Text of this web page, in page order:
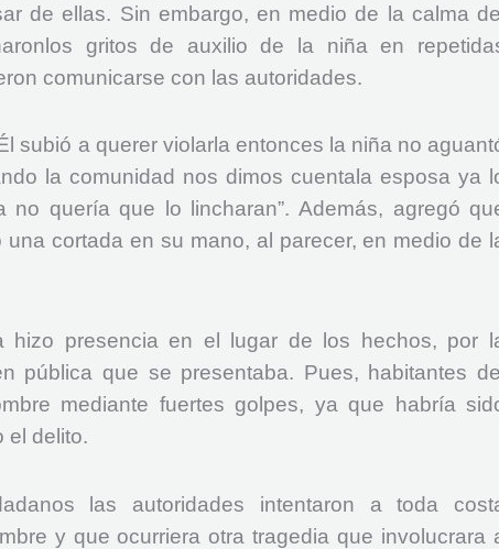
de ellas. Sin embargo, en medio de la calma
gritos de auxilio de la niña en
comunicarse con las autoridades.
subió a querer violarla entonces la niña no
la comunidad nos dimos cuentala esposa ya
no quería que lo lincharan”. Además, agregó
cortada en su mano, al parecer, en medio de
hizo presencia en el lugar de los hechos, por
pública que se presentaba. Pues, habitantes
mediante fuertes golpes, ya que habría
el delito.
las autoridades intentaron a toda
y que ocurriera otra tragedia que involucrara